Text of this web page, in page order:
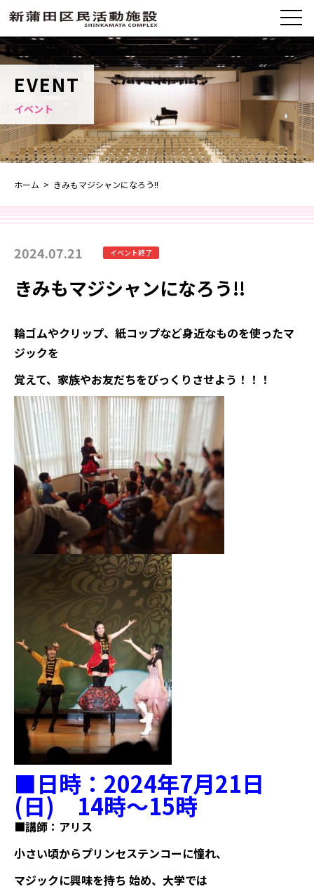
EVENT
イベント
ホーム > きみもマジシャンになろう!!
2024.07.21 イベント終了
きみもマジシャンになろう!!
輪ゴムやクリップ、紙コップなど⾝近なものを使ったマ
ジックを
覚えて、家族やお友だちをびっくりさせよう！！！
■日時 ： 2024年7月21日
(日) 14時～15時
■講師：アリス
小さい頃からプリンセステンコーに憧れ、
マジックに興味を持ち 始め、大学では